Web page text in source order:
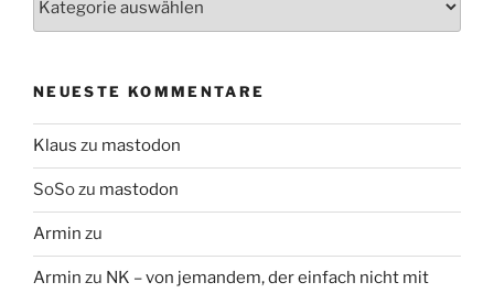
NEUESTE KOMMENTARE
Klaus zu mastodon
SoSozu mastodon
Armin zu
Armin zu NK – von jemandem, der einfach nicht mit